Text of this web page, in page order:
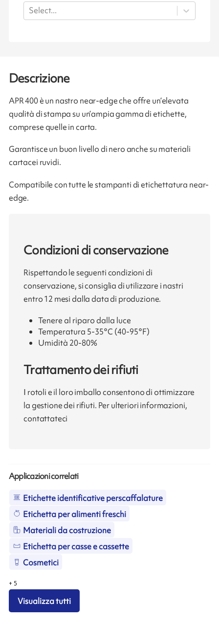
Select...
Descrizione
APR 400 è un nastro near-edge che offre un’elevata
qualità di stampa su un’ampia gamma di etichette,
comprese quelle in carta.
Garantisce un buon livello di nero anche su materiali
cartacei ruvidi.
Compatibile con tutte le stampanti di etichettatura near-
edge.
Condizioni di conservazione
Rispettando le seguenti condizioni di
conservazione, si consiglia di utilizzare i nastri
entro 12 mesi dalla data di produzione.
Tenere al riparo dalla luce
Temperatura 5-35°C (40-95°F)
Umidità 20-80%
Trattamento dei rifiuti
I rotoli e il loro imballo consentono di ottimizzare
la gestione dei rifiuti. Per ulteriori informazioni,
contattateci
Applicazioni correlati
Etichette identificative perscaffalature
Etichetta per alimenti freschi
Materiali da costruzione
Etichetta per casse e cassette
Cosmetici
+ 5
Visualizza tutti